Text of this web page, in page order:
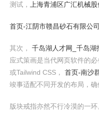
测试，
上海青浦区广汇机械
首页-江阴市赣昌砂石有限公司
其次， 千岛湖人才网_千岛湖
应式策画是当代网页软件的
或Tailwind CSS， 首页-南沙
竣事适配不同开发的布局，确
版块戒指亦然不行冷漠的一